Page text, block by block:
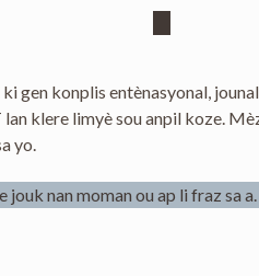
gen konplis entènasyonal,
klere limyè sou anpil koze.
yo.
jouk nan moman ou ap li fraz sa a.